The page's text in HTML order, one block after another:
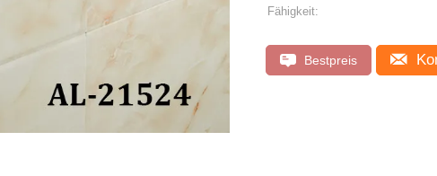
Fähigkeit:
Bestpreis